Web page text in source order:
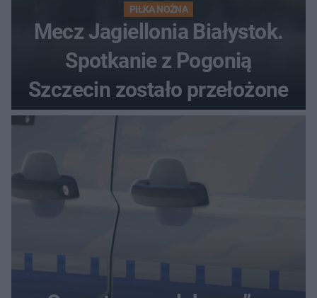
PIŁKA NOŻNA
Mecz Jagiellonia Białystok.
Spotkanie z Pogonią
Szczecin zostało przełożone